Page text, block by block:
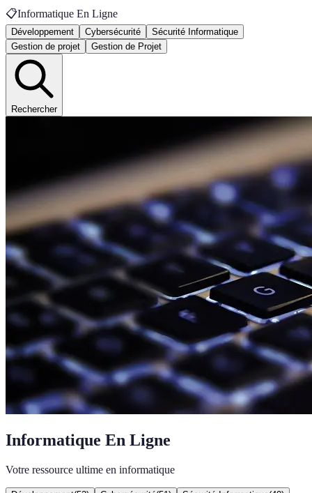
📋Informatique En Ligne
Développement Cybersécurité
Sécurité Informatique
Gestion de projet
Gestion de Projet
Rechercher
Informatique En Ligne
Votre ressource ultime en informatique